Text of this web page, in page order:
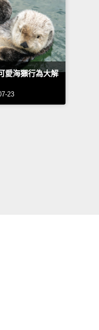
愛海獺行為大解
23